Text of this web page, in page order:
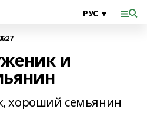
и
хороший семьянин